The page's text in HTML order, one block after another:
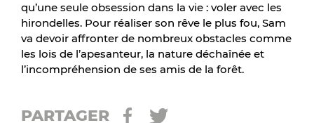
qu’une seule obsession dans la vie : voler avec les
hirondelles. Pour réaliser son rêve le plus fou, Sam
va devoir affronter de nombreux obstacles comme
les lois de l’apesanteur, la nature déchaînée et
l’incompréhension de ses amis de la forêt.
PARTAGER